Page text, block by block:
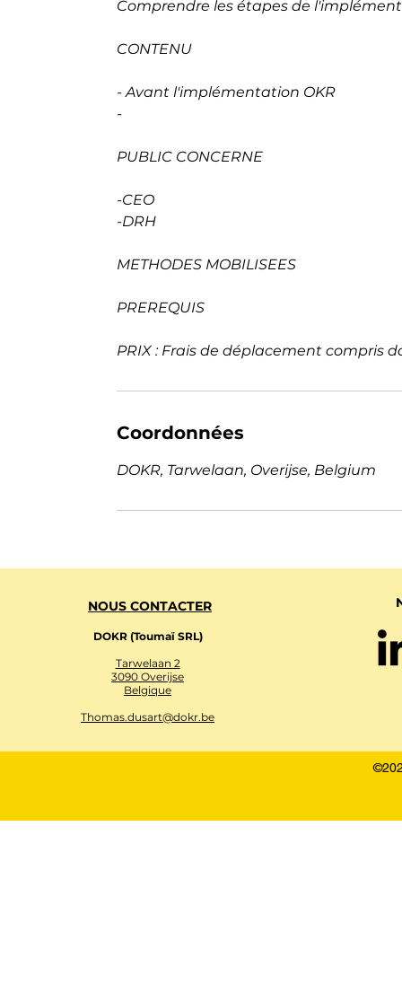
Comprendre les étapes de
CONTENU
- Avant l'implémentation OKR
-
PUBLIC CONCERNE
-CEO
-DRH
METHODES MOBILISEES
PREREQUIS
PRIX : Frais de déplacement compris
Coordonnées
DOKR, Tarwelaan, Overijse, Belgium
NOUS CONTACTER
DOKR (Toumaï SRL)
Tarwelaan 2
3090 Overijse
Belgique
Thomas.dusart@dokr.be